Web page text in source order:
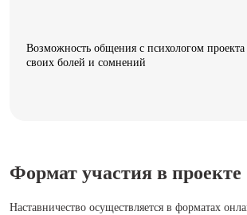
Возможность общения с психологом проекта
своих болей и сомнений
Формат участия в проекте
Наставничество осуществляется в форматах